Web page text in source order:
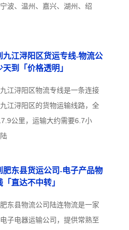
波、温州、嘉兴、湖州、绍
九江浔阳区货运专线-物流公
天到「价格透明」
江浔阳区物流专线是一条连接
江浔阳区的货物运输线路，全
公里，运输大约需要6.7小
肥东县货运公司-电子产品物
「直达不中转」
东县物流公司陆连物流是一家
子电器运输公司，提供常熟至